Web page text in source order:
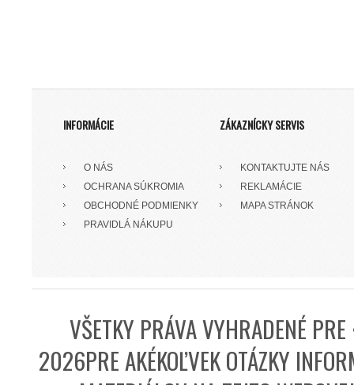
INFORMÁCIE
O NÁS
OCHRANA SÚKROMIA
OBCHODNÉ PODMIENKY
PRAVIDLÁ NÁKUPU
ZÁKAZNÍCKY SERVIS
KONTAKTUJTE NÁS
REKLAMÁCIE
MAPA STRÁNOK
VŠETKY PRÁVA VYHRADENÉ
2026PRE AKÉKOĽVEK OTÁZKY